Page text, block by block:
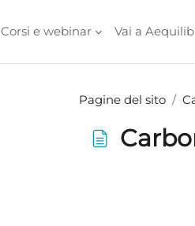
Corsi e webinar Vai a
Pagine del sito